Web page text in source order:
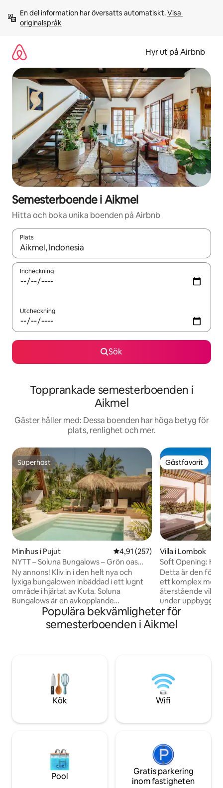
innehåll
En del information har översatts automatiskt. Visa
originalspråk
Hyr ut på Airbnb
Semesterboende i Aikmel
Hitta och boka unika boenden på Airbnb
Plats
När resultaten är tillgängliga kan du navigera med upp- och
Incheckning
Utcheckning
Sök
Topprankade semesterboenden i
Aikmel
Gäster håller med: Dessa boenden har höga betyg för
plats, renlighet och mer.
Superhost
Superhost
Minihus i Pujut 4,91 av 5 i genomsnittligt
4,91 (257)
NYTT – Soluna Bungalows – Grön oas
med stor pool
Ny annons! Kliv in i den helt nya och
lyxiga bungalowen inbäddad i ett lugnt
område i hjärtat av Kuta. Soluna
Bungalows är en avkopplande
tillflyktsort nära restauranger, affärer,
stränder, gym och yogastudior. Utforska
de magiska omgivningarna eller varva
trädgård och täckt lounge ✔ Stor pool
med bekväma solstolar ✔ Arbetsyta ✔
Höghastighets-Wi-Fi ✔ Minikylskå ✔
Säkerhet dygnet runt
Gästfavorit
Gästfavorit
Villa i Lombok
Soft Opening:
Kuta
Detta är den
ett komplex med
återstående
under
vara lite stökig
byggbuller under
visar sig vara för
vistelse är du
tidigt och vi
nätterna.
Populära bekvämligheter för
semesterboenden i Aikmel
Kök Wifi
Pool
Gratis parkering
inom fastigheten